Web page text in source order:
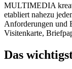
MULTIMEDIA
etabliert nahezu
Anforderungen und
Visitenkarte,
Das